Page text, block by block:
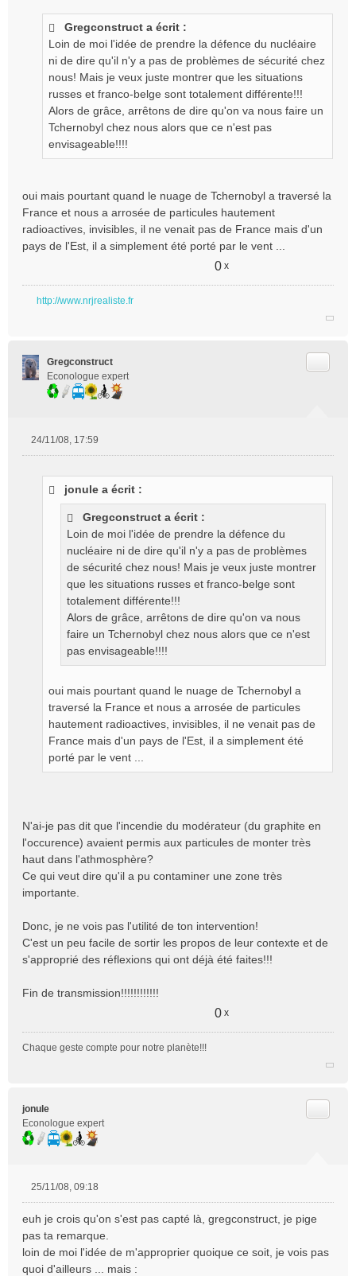
Gregconstruct a écrit :
Loin de moi l'idée de prendre la défence du nucléaire
ni de dire qu'il n'y a pas de problèmes de sécurité chez
nous! Mais je veux juste montrer que les situations
russes et franco-belge sont totalement différente!!!
Alors de grâce, arrêtons de dire qu'on va nous faire un
Tchernobyl chez nous alors que ce n'est pas
envisageable!!!!
oui mais pourtant quand le nuage de Tchernobyl a traversé la
France et nous a arrosée de particules hautement
radioactives, invisibles, il ne venait pas de France mais d'un
pays de l'Est, il a simplement été porté par le vent ...
0 x
http://www.nrjrealiste.fr
Gregconstruct
Econologue expert
24/11/08, 17:59
jonule a écrit :
Gregconstruct a écrit :
Loin de moi l'idée de prendre la défence du
nucléaire ni de dire qu'il n'y a pas de problèmes
de sécurité chez nous! Mais je veux juste montrer
que les situations russes et franco-belge sont
totalement différente!!!
Alors de grâce, arrêtons de dire qu'on va nous
faire un Tchernobyl chez nous alors que ce n'est
pas envisageable!!!!
oui mais pourtant quand le nuage de Tchernobyl a
traversé la France et nous a arrosée de particules
hautement radioactives, invisibles, il ne venait pas de
France mais d'un pays de l'Est, il a simplement été
porté par le vent ...
N'ai-je pas dit que l'incendie du modérateur (du graphite en
l'occurence) avaient permis aux particules de monter très
haut dans l'athmosphère?
Ce qui veut dire qu'il a pu contaminer une zone très
importante.
Donc, je ne vois pas l'utilité de ton intervention!
C'est un peu facile de sortir les propos de leur contexte et de
s'approprié des réflexions qui ont déjà été faites!!!
Fin de transmission!!!!!!!!!!!!
0 x
Chaque geste compte pour notre planète!!!
jonule
Econologue expert
s
s
a
g
25/11/08, 09:18
euh je crois qu'on s'est pas capté là, gregconstruct, je pige
pas ta remarque.
loin de moi l'idée de m'approprier quoique ce soit, je vois pas
quoi d'ailleurs ... mais :